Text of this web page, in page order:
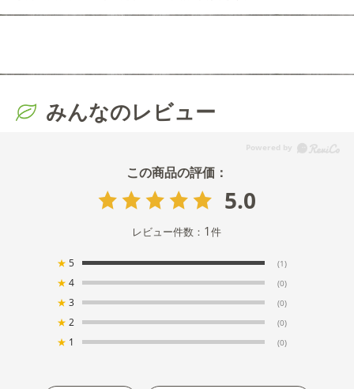
みんなのレビュー
5.0
レビュー件数： 1件
★ 5 (1)
★ 4 (0)
★ 3 (0)
★ 2 (0)
★ 1 (0)